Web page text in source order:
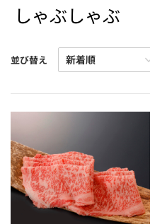
しゃぶしゃぶ
並び替え